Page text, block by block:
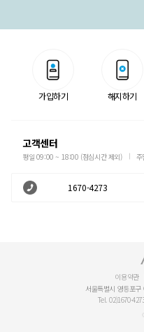
가입하기 해지하기
고객센터
평일 09:00 ~ 18:00 (점심시간 제외) 주
1670-4273
이용약관
서울특별시 영등포구
Tel. 02)1670-